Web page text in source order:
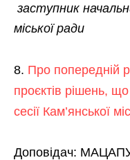
заступник
міської ради
Про попередній
проєктів рішень,
сесії Кам’янської
Доповідач: